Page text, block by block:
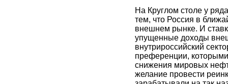
На Круглом столе у
тем, что Россия в
внешнем рынке. И
упущенные доходы
внутрироссийский
преференции,
снижения мировых
желание провести